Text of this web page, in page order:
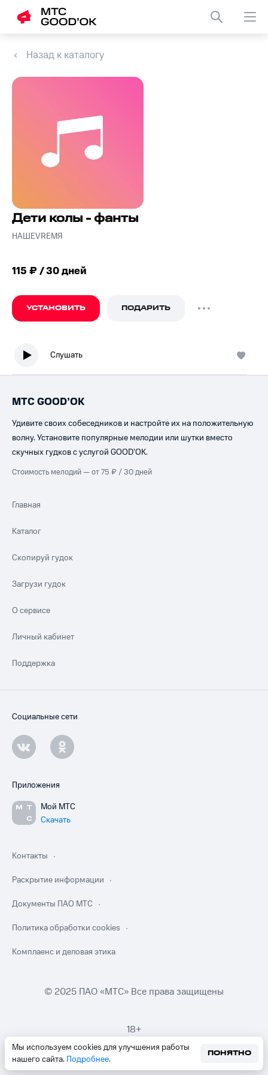
Назад к каталогу
Дети колы - фанты
НАШЕVREMЯ
115 ₽ / 30 дней
УСТАНОВИТЬ ПОДАРИТЬ
Слушать
Мы используем cookies для улучшения работы
нашего сайта. Подробнее.
ПОНЯТНО
МТС GOOD’OK
Удивите своих собеседников и настройте их на положительную
волну. Установите популярные мелодии или шутки вместо
скучных гудков с услугой GOOD’OK.
Стоимость мелодий — от 75 ₽ / 30 дней
Главная
Каталог
Скопируй гудок
Загрузи гудок
О сервисе
Личный кабинет
Поддержка
Социальные сети
Приложения
Мой МТС
Скачать
Контакты
Раскрытие информации
Документы ПАО МТС
Политика обработки cookies
Комплаенс и деловая этика
© 2025 ПАО «МТС» Все права защищены
18+